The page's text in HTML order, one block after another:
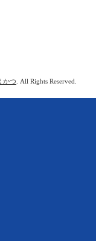
かつ . All Rights Reserved.